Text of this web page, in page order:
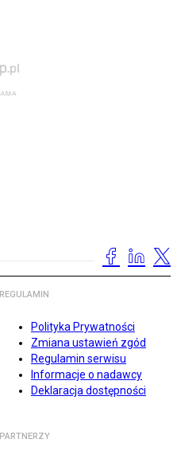
REGULAMIN
Polityka Prywatności
Zmiana ustawień zgód
Regulamin serwisu
Informacje o nadawcy
Deklaracja dostępności
PARTNERZY